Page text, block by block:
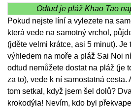
Odtud je pláž Khao Tao
Pokud nejste líní a vylezete na
která vede na samotný vrchol,
(jděte velmi krátce, asi 5 minut). Je
výhledem na moře a pláž Sai Noi
odtud nemůžete dostat na pláž (je
za to), vede k ní samostatná cesta.
tom setkal, když jsem šel dolů?
krokodýla! Nevím, kdo byl